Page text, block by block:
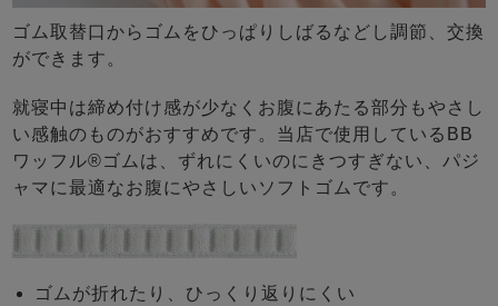
ゴム取替口からゴムをひっぱりしばるなどし調節、交換
ができます。
就寝中は締め付け感が少なくお腹にあたる部分もやさし
い感触のものがおすすめです。当店で使用しているBB
ワッフル®ゴムは、ずれにくいのにきつすぎない、パジ
ャマに最適なお腹にやさしいソフトゴムです。
ゴムが折れたり、ひっくり返りにくい